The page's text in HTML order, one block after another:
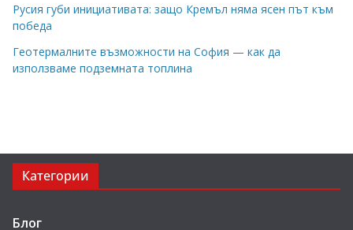
Русия губи инициативата: защо Кремъл няма ясен път към
победа
Геотермалните възможности на София — как да
използваме подземната топлина
Категории
Блог